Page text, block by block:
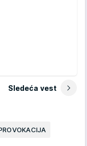
Sledeća vest